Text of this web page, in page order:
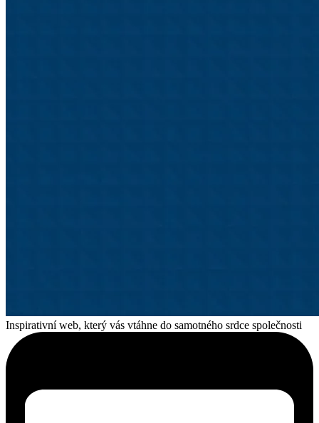
Inspirativní web, který vás vtáhne do samotného srdce společnosti